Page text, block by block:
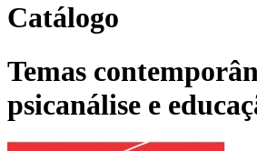
Catálogo
Temas
psicanálise e